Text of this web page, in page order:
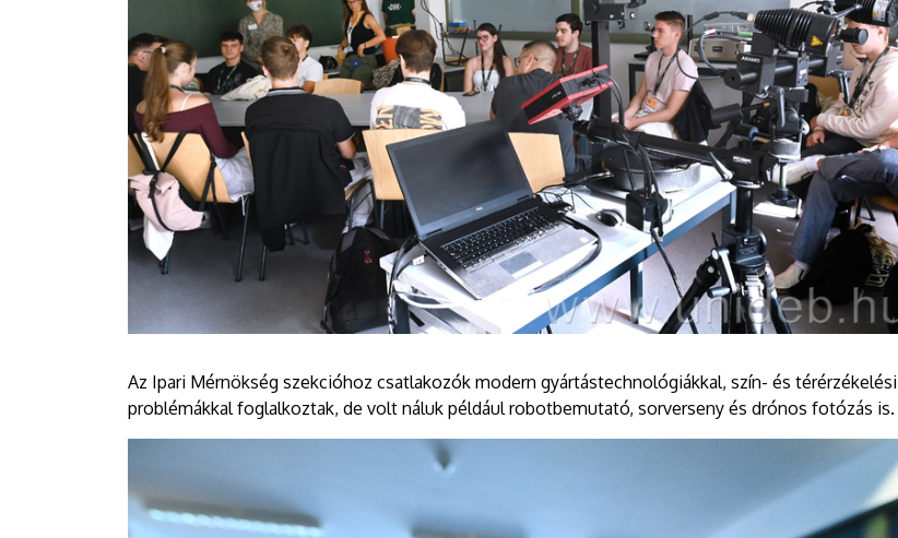
Az Ipari Mérnökség szekcióhoz csatlakozók modern gyártástechnológiákkal, szín- és térérzékelési
problémákkal foglalkoztak, de volt náluk például robotbemutató, sorverseny és drónos fotózás is.